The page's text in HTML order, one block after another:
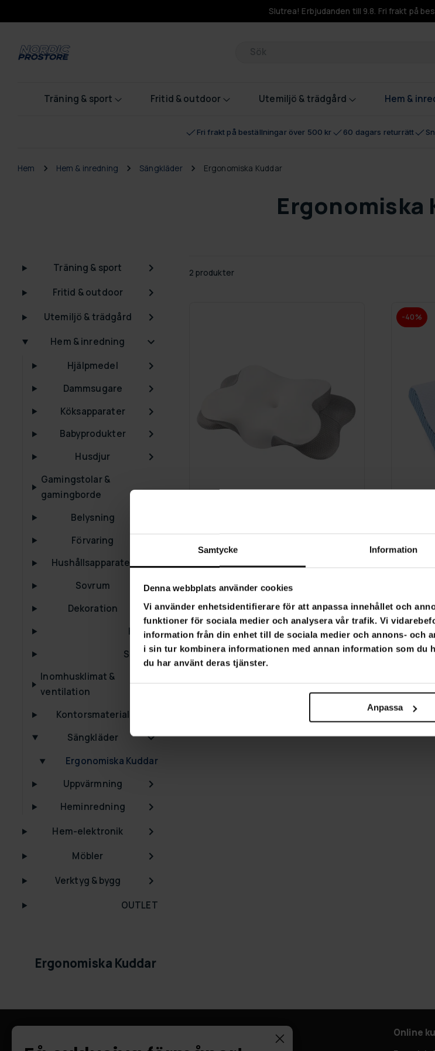
Samtycke Information
Denna webbplats använder cookies
Vi använder enhetsidentifierare för att anpassa innehållet och
funktioner för sociala medier och analysera vår trafik. Vi
information från din enhet till de sociala medier och annons- och
i sin tur kombinera informationen med annan information som du
du har använt deras tjänster.
Anpassa
Slutrea! Erbjudanden till 9.8. Fri frakt på
Produkter
Träning & sport Fritid & outdoor Utemiljö & trädgård Hem &
Fri frakt på beställningar över 500 kr 60 dagars returrätt
Hem Hem & inredning Sängkläder Ergonomiska Kuddar
Ergonomiska
Träning & sport
Fritid & outdoor
Utemiljö & trädgård
Hem & inredning
Hjälpmedel
Dammsugare
Köksapparater
Babyprodukter
Husdjur
Gamingstolar &
gamingborde
Belysning
Förvaring
Hushållsapparater
Sovrum
Dekoration
Kranar
Speglar
Inomhusklimat &
ventilation
Kontorsmaterial
Sängkläder
Ergonomiska Kuddar
Uppvärmning
Heminredning
Hem-elektronik
Möbler
Verktyg & bygg
OUTLET
2 produkter
Lykke Ergonomisk Kudde Polar
990,00 kr
-40%
590,00
Ergonomiska Kuddar
Online